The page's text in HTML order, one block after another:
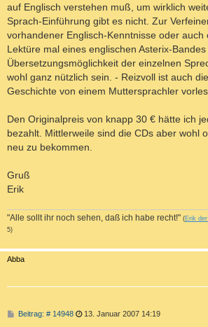
auf Englisch verstehen muß, um wirklich
Sprach-Einführung gibt es nicht. Zur
vorhandener Englisch-Kenntnisse oder auch
Lektüre mal eines englischen Asterix-
Übersetzungsmöglichkeit der einzelnen
wohl ganz nützlich sein. - Reizvoll ist auch
Geschichte von einem Muttersprachler
Den Originalpreis von knapp 30 € hätte ich
bezahlt. Mittlerweile sind die CDs aber wohl
neu zu bekommen.
Gruß
Erik
"Alle sollt ihr noch sehen, daß ich habe recht!" (Erik
5)
Abba
Beitrag: # 14948B 13. Januar 2007 14:19